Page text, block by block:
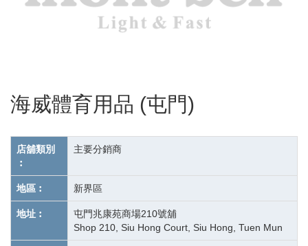
海威體育用品 (屯門)
店舖類別
︰
主要分銷商
地區︰ 新界區
地址︰
屯門兆康苑商場210號舖
Shop 210, Siu Hong Court, Siu Hong, Tuen Mun